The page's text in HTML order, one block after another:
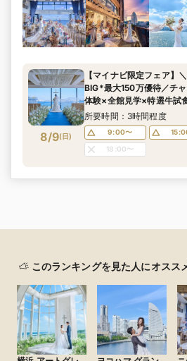
8/9(日)
【マイナビ限定フェア】
BIG*最大150万優待／チ
体験×全館見学×特選牛試
所要時間：3時間程度
9:00〜
18:00〜
このランキングを見た人にオスス